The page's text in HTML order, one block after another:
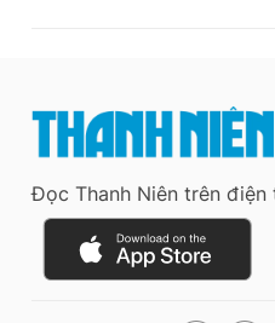
Đọc Thanh Niên trên điện